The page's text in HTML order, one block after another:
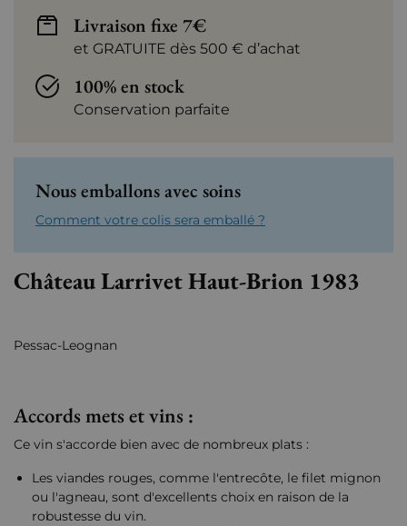
Livraison fixe 7€
et GRATUITE dès 500 € d’achat
100% en stock
Conservation parfaite
Nous emballons avec soins
Comment votre colis sera emballé ?
Château Larrivet Haut-Brion 1983
Pessac-Leognan
Accords mets et vins :
Ce vin s'accorde bien avec de nombreux plats :
Les viandes rouges, comme l'entrecôte, le filet mignon
ou l'agneau, sont d'excellents choix en raison de la
robustesse du vin.